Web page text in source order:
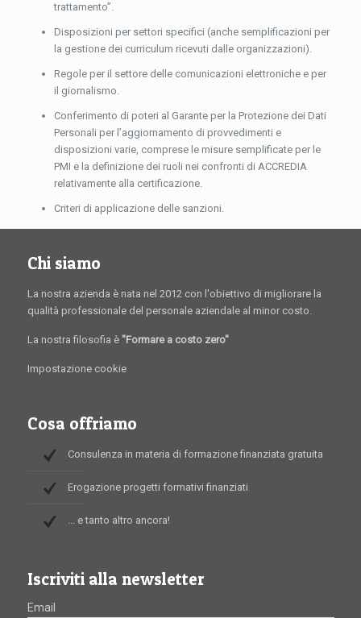
trattamento”.
Disposizioni per settori specifici (anche semplificazioni per
la gestione dei curriculum ricevuti dalle organizzazioni).
Regole per il settore delle comunicazioni elettroniche e per
il giornalismo.
Conferimento di poteri al Garante per la Protezione dei Dati
Personali per l’aggiornamento di provvedimenti e
disposizioni varie, comprese le misure semplificate per le
PMI e la definizione dei ruoli nei confronti di ACCREDIA
relativamente alla certificazione.
Criteri di applicazione delle sanzioni.
Chi siamo
La nostra azienda è nata nel 2012 con l'obiettivo di migliorare la
qualità professionale del personale aziendale al minor costo.
La nostra filosofia è "Formare a costo zero"
Impostazione cookie
Cosa offriamo
Consulenza in materia di formazione finanziata gratuita
Erogazione progetti formativi finanziati
... e tanto altro ancora!
Iscriviti alla newsletter
Email